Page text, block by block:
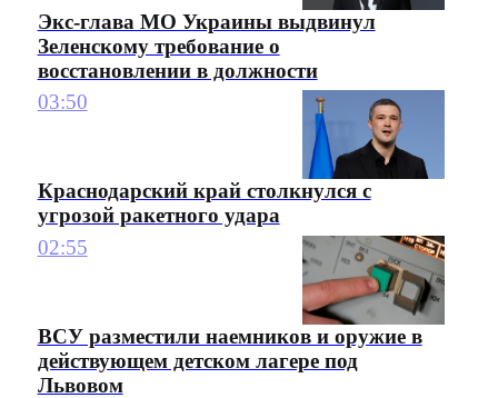
Экс-глава МО Украины выдвинул
Зеленскому требование о
восстановлении в должности
03:50
Краснодарский край столкнулся с
угрозой ракетного удара
02:55
ВСУ разместили наемников и оружие в
действующем детском лагере под
Львовом